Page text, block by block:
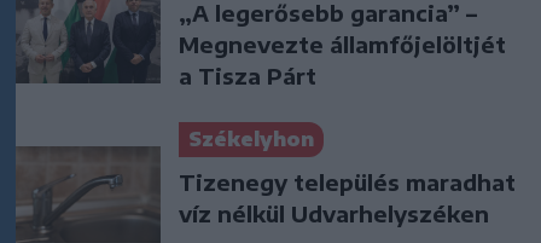
„A legerősebb garancia” –
Megnevezte államfőjelöltjét
a Tisza Párt
Székelyhon
Tizenegy település maradhat
víz nélkül Udvarhelyszéken